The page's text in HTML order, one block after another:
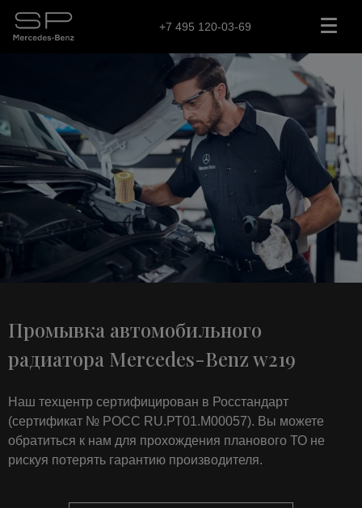
+7 495 120-03-69
Промывка автомобильного
радиатора Mercedes-Benz w219
Наш техцентр сертифицирован в Росстандарт
(сертификат № РОСС RU.РТ01.М00057). Вы можете
обратиться к нам для прохождения планового ТО не
рискуя потерять гарантию производителя.